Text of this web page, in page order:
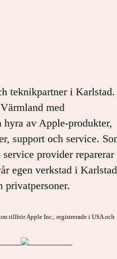
teknikpartner i Karlstad.
med
av Apple-produkter,
support och service.
provider
egen verkstad i
privatpersoner.
tillhör Apple Inc., registrerade i USA och